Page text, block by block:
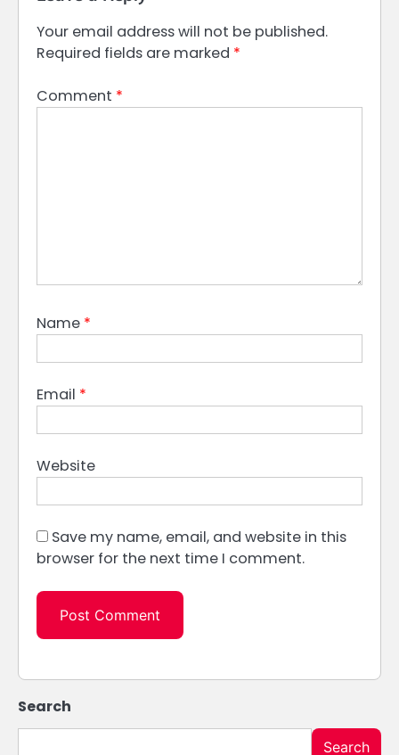
Your email address will not be published.
Required fields are marked *
Comment *
Name *
Email *
Website
Save my name, email, and website in this
browser for the next time I comment.
Search
Search